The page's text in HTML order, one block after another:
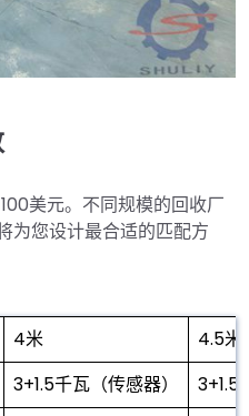
美元。不同规模的回收厂
为您设计最合适的匹配方
4米
4.5米
3+1.5千瓦（传感器）
3+1.5